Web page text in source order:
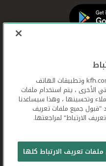
محفوظة © 2026
عندما تستخدم ,kfh.com, kfhonline.com وتطبيقات الهاتف
الأخرى ، يتم استخدام ملفات
وتحسينها ، وهذا سيساعدنا
"قبول جميع ملفات تعريف
الارتباط" لمراجعتها.
تعريف الارتباط كلها